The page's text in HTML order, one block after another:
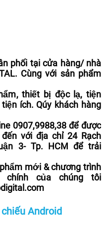
phối tại cửa hàng/ nhà
Cùng với sản phẩm
thiết bị độc lạ, tiện
ích. Qúy khách hàng
0907,9988,38 để được
với địa chỉ 24 Rạch
3- Tp. HCM để trải
mới & chương trình
chính của chúng tôi
Android